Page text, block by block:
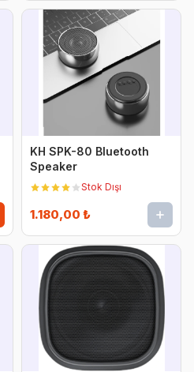
KH SPK-80 Bluetooth
Speaker
Stok Dışı
1.180,00 ₺